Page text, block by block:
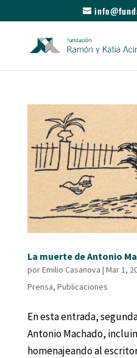
La muerte de Antonio
porEmilio Casanova | Mar 1,
Prensa, Publicaciones
En esta entrada,
Antonio Machado,
homenajeando al